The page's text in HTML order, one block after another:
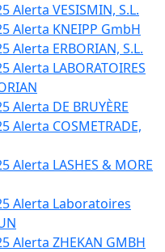
Alerta VESISMIN, S.L.
Alerta KNEIPP GmbH
Alerta ERBORIAN, S.L.
Alerta LABORATOIRES
Alerta DE BRUYÈRE
Alerta COSMETRADE,
Alerta LASHES & MORE
Alerta Laboratoires
Alerta ZHEKAN GMBH